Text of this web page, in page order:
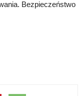
Bezpieczeństwo